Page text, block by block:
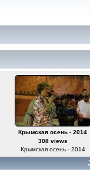
Крымская осень - 2014
308 views
Крымская осень - 2014